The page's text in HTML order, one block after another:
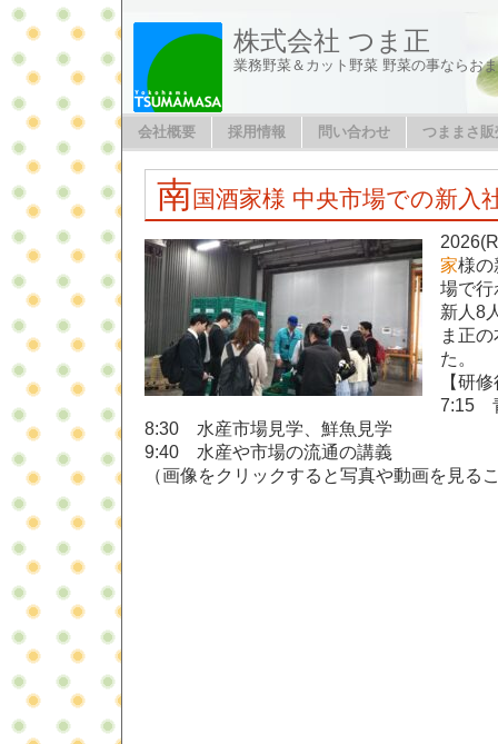
株式会社 つま正
業務野菜＆カット野菜 野菜の事ならお
会社概要 採用情報 問い合わせ つままさ
南国酒家様 中央市場での新入
家様の
場で行
新人8
ま正
た。
【研
7:15
8:30 水産市場見学、鮮魚見学
9:40 水産や市場の流通の講義
（画像をクリックすると写真や動画を見る